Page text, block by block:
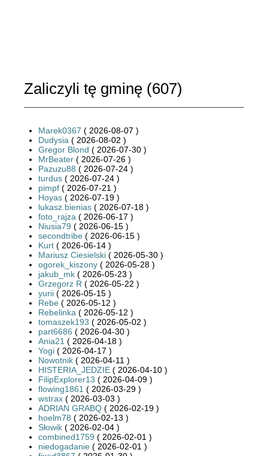
Zaliczyli tę gminę (607)
Marek0367 ( 2026-08-07 )
Dudysia ( 2026-08-02 )
Gregor Blond ( 2026-07-30 )
MrBeater ( 2026-07-26 )
Pazuzu88 ( 2026-07-24 )
turdus ( 2026-07-24 )
pimpf ( 2026-07-21 )
Hoyas ( 2026-07-19 )
lukasz.bienias ( 2026-07-18 )
foto_rajza ( 2026-06-17 )
Niusia79 ( 2026-06-15 )
secondtribe ( 2026-06-15 )
Kurt ( 2026-06-14 )
Mariusz Ciesielski ( 2026-05-30 )
ogorek_kiszony ( 2026-05-28 )
jakub_mk ( 2026-05-23 )
Grzegorz R ( 2026-05-22 )
yurii ( 2026-05-15 )
Rebe ( 2026-05-12 )
Rebelinka ( 2026-05-12 )
tomaszek193 ( 2026-05-02 )
part6686 ( 2026-04-30 )
Ania21 ( 2026-04-18 )
Yogi ( 2026-04-17 )
Nowotnik ( 2026-04-11 )
HISTERIA_JEDZIE ( 2026-04-10 )
FilipExplorer13 ( 2026-04-09 )
flowing1861 ( 2026-03-29 )
wstrax ( 2026-03-03 )
ADRIAN GRABQ ( 2026-02-19 )
hoelm78 ( 2026-02-13 )
Słowik ( 2026-02-04 )
combined1759 ( 2026-02-01 )
niedogadanie ( 2026-02-01 )